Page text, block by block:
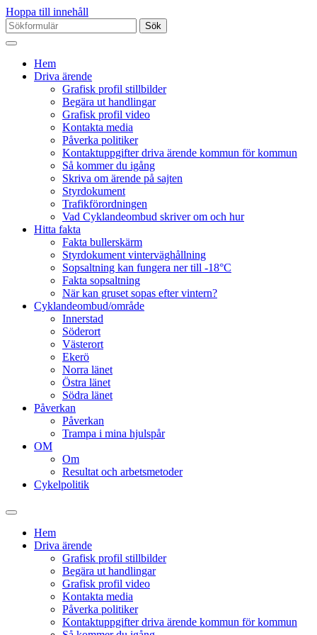
Hoppa till innehåll
Sök
efter:
Hem
Driva ärende
Grafisk profil stillbilder
Begära ut handlingar
Grafisk profil video
Kontakta media
Påverka politiker
Kontaktuppgifter driva ärende kommun för kommun
Så kommer du igång
Skriva om ärende på sajten
Styrdokument
Trafikförordningen
Vad Cyklandeombud skriver om och hur
Hitta fakta
Fakta bullerskärm
Styrdokument vinterväghållning
Sopsaltning kan fungera ner till -18°C
Fakta sopsaltning
När kan gruset sopas efter vintern?
Cyklandeombud/område
Innerstad
Söderort
Västerort
Ekerö
Norra länet
Östra länet
Södra länet
Påverkan
Påverkan
Trampa i mina hjulspår
OM
Om
Resultat och arbetsmetoder
Cykelpolitik
Slå
sökfältHem
Driva ärende
Grafisk profil stillbilder
Begära ut handlingar
Grafisk profil video
Kontakta media
Påverka politiker
Kontaktuppgifter driva ärende kommun för kommun